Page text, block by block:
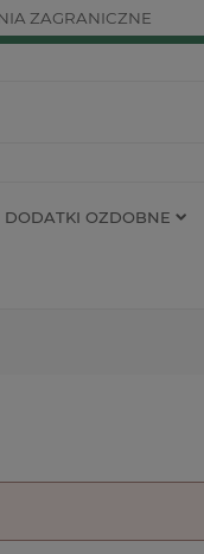
ZAGRANICZNE
DODATKI OZDOBNE